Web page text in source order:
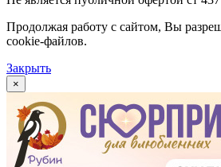
Продолжая работу с сайтом, Вы
cookie-файлов.
Закрыть
×